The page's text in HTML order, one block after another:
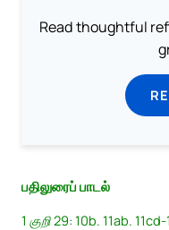
Read thoughtful
பதிலுரைப் பாடல்
1 குறி 29: 10b. 11ab.